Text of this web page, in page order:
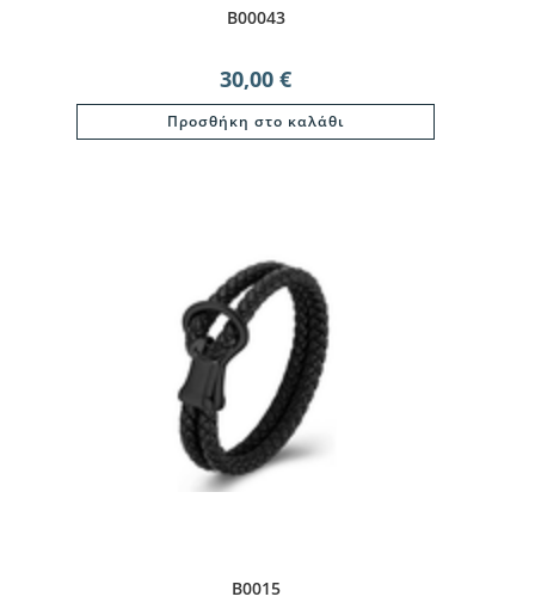
B00043
30,00 €
Προσθήκη στο καλάθι
B0015